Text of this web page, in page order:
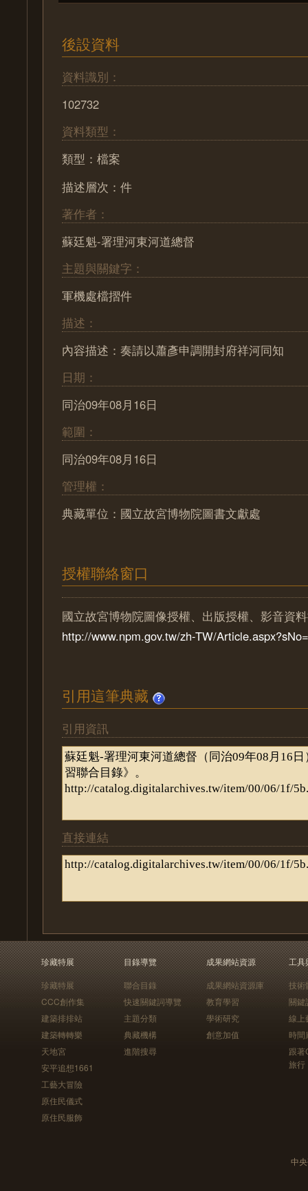
後設資料
資料識別：
102732
資料類型：
類型：檔案
描述層次：件
著作者：
蘇廷魁-署理河東河道總督
主題與關鍵字：
軍機處檔摺件
描述：
內容描述：奏請以蕭彥申調開封府祥河同知
日期：
同治09年08月16日
範圍：
同治09年08月16日
管理權：
典藏單位：國立故宮博物院圖書文獻處
授權聯絡窗口
國立故宮博物院圖像授權、出版授權、影音資
http://www.npm.gov.tw/zh-TW/
引用這筆典藏
引用資訊
直接連結
珍藏特展
珍藏特展
CCC創作集
建築排排站
建築轉轉樂
天地宮
安平追想1661
工藝大冒險
原住民儀式
原住民服飾
目錄導覽
聯合目錄
快速關鍵詞導覽
主題分類
典藏機構
進階搜尋
成果網站資源
成果網站資源庫
教育學習
學術研究
創意加值
工具
技術
關鍵
線上
時間
跟
旅行
中